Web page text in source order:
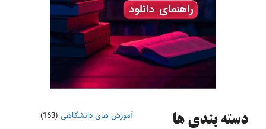
دسته‌ بندی ها آموزش های دانشگاهی (163)